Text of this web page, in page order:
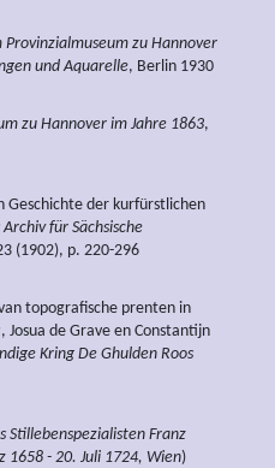
zu Hannover
und Aquarelle, Berlin 1930
zu Hannover im Jahre 1863,
Geschichte der kurfürstlichen
Archiv für Sächsische
(1902), p. 220-296
topografische prenten in
de Grave en Constantijn
Kring De Ghulden Roos
Stillebenspezialisten Franz
- 20. Juli 1724, Wien)